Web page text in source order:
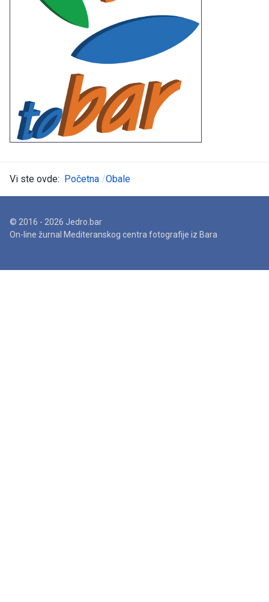
Vi ste ovde: Početna Obale
© 2016 - 2026 Jedro.bar
On-line žurnal Mediteranskog centra fotografije iz Bara